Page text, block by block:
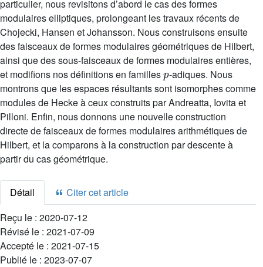
particulier, nous revisitons d’abord le cas des formes
modulaires elliptiques, prolongeant les travaux récents de
Chojecki, Hansen et Johansson. Nous construisons ensuite
des faisceaux de formes modulaires géométriques de Hilbert,
ainsi que des sous-faisceaux de formes modulaires entières,
et modifions nos définitions en familles
p
-adiques. Nous
montrons que les espaces résultants sont isomorphes comme
modules de Hecke à ceux construits par Andreatta, Iovita et
Pilloni. Enfin, nous donnons une nouvelle construction
directe de faisceaux de formes modulaires arithmétiques de
Hilbert, et la comparons à la construction par descente à
partir du cas géométrique.
Détail
Citer cet article
Reçu le : 2020-07-12
Révisé le : 2021-07-09
Accepté le : 2021-07-15
Publié le : 2023-07-07